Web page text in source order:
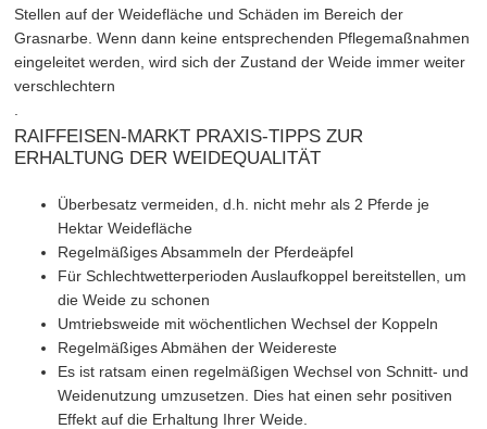
Stellen auf der Weidefläche und Schäden im Bereich der
Grasnarbe. Wenn dann keine entsprechenden Pflegemaßnahmen
eingeleitet werden, wird sich der Zustand der Weide immer weiter
verschlechtern
RAIFFEISEN-MARKT PRAXIS-TIPPS ZUR
ERHALTUNG DER WEIDEQUALITÄT
Überbesatz vermeiden, d.h. nicht mehr als 2 Pferde je
Hektar Weidefläche
Regelmäßiges Absammeln der Pferdeäpfel
Für Schlechtwetterperioden Auslaufkoppel bereitstellen, um
die Weide zu schonen
Umtriebsweide mit wöchentlichen Wechsel der Koppeln
Regelmäßiges Abmähen der Weidereste
Es ist ratsam einen regelmäßigen Wechsel von Schnitt- und
Weidenutzung umzusetzen. Dies hat einen sehr positiven
Effekt auf die Erhaltung Ihrer Weide.